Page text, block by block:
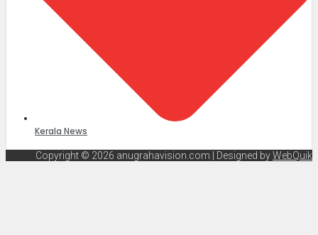
Kerala News
Copyright © 2026 anugrahavision.com | Designed byWebQuik